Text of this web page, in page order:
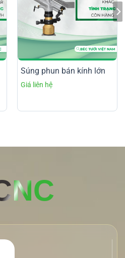
Súng phun bán kính lớn
NC